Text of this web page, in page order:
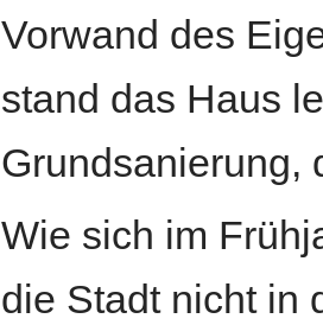
Vorwand des
stand das Haus
Grundsanierung,
Wie sich im
die Stadt nicht in